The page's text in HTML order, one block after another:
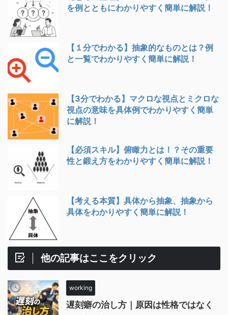
を例とともにわかりやすく簡単に解説！
【１分でわかる】抽象的なものとは？例
と一覧でわかりやすく簡単に解説！
【3分でわかる】マクロな視点とミクロな
視点の意味を具体例でわかりやすく簡単
に解説！
【必須スキル】俯瞰力とは！？その重要
性と鍛え方をわかりやすく簡単に解説！
【考える本質】具体から抽象、抽象から
具体をわかりやすく簡単に解説！
他の記事はここをクリック
working
遅刻癖の治し方｜原因は性格ではなく